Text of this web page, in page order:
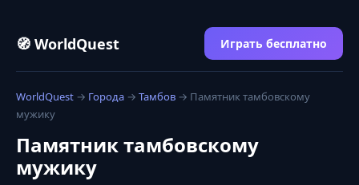
🧭 WorldQuest Играть бесплатно
WorldQuest → Города → Тамбов → Памятник тамбовскому
мужику
Памятник тамбовскому
мужику